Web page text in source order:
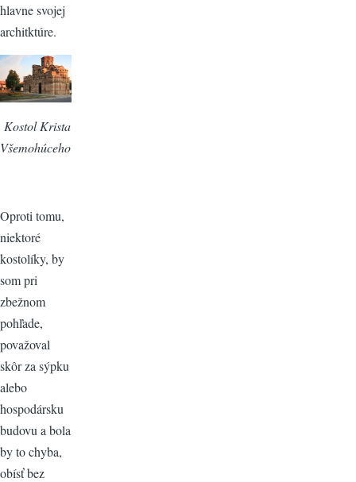
hlavne svojej
architktúre.
Kostol Krista
Všemohúceho
Oproti tomu,
niektoré
kostolíky, by
som pri
zbežnom
pohľade,
považoval
skôr za sýpku
alebo
hospodársku
budovu a bola
by to chyba,
obísť bez